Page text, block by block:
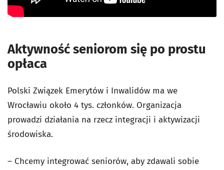
Aktywność seniorom się po prostu
opłaca
Polski Związek Emerytów i Inwalidów ma we
Wrocławiu około 4 tys. członków. Organizacja
prowadzi działania na rzecz integracji i aktywizacji
środowiska.
– Chcemy integrować seniorów, aby zdawali sobie